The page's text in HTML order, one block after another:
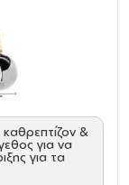
καθρεπτίζον &
για να
για τα